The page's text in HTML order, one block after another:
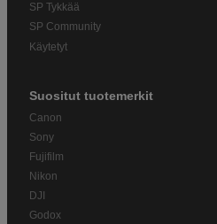
SP Tykkää
SP Community
Käytetyt
Suositut tuotemerkit
Canon
Sony
Fujifilm
Nikon
DJI
Godox